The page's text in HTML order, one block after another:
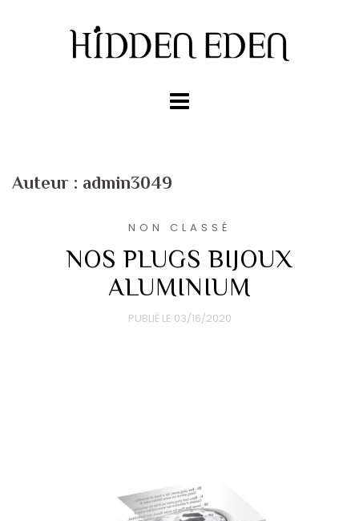
Auteur : admin3049
NON CLASSÉ
NOS PLUGS BIJOUX
ALUMINIUM
PUBLIÉ LE 03/16/2020